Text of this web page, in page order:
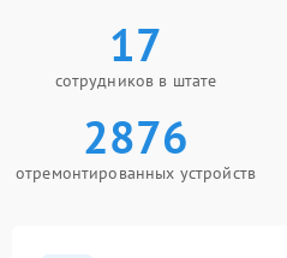
17
сотрудников в штате
2876
отремонтированных устройств